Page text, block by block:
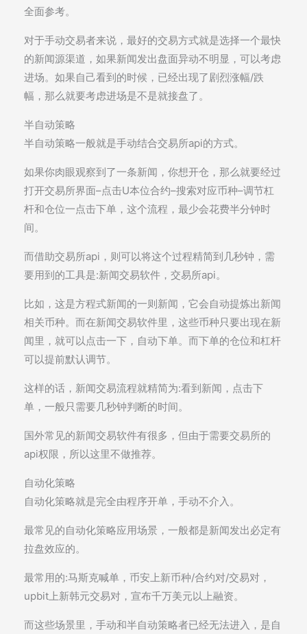
全面参考。
对于手动交易者来说，最好的交易方式就是选择一个最快
的新闻源渠道，如果新闻发出盘面异动不明显，可以考虑
进场。如果自己看到的时候，已经出现了剧烈涨幅/跌
幅，那么就要考虑进场是不是就接盘了。
半自动策略
半自动策略一般就是手动结合交易所api的方式。
如果你肉眼观察到了一条新闻，你想开仓，那么就要经过
打开交易所界面–点击U本位合约–搜索对应币种–调节杠
杆和仓位一点击下单，这个流程，最少会花费半分钟时
间。
而借助交易所api，则可以将这个过程精简到几秒钟，需
要用到的工具是:新闻交易软件，交易所api。
比如，这是方程式新闻的一则新闻，它会自动提炼出新闻
相关币种。而在新闻交易软件里，这些币种只要出现在新
闻里，就可以点击一下，自动下单。而下单的仓位和杠杆
可以提前默认调节。
这样的话，新闻交易流程就精简为:看到新闻，点击下
单，一般只需要几秒钟判断的时间。
国外常见的新闻交易软件有很多，但由于需要交易所的
api权限，所以这里不做推荐。
自动化策略
自动化策略就是完全由程序开单，手动不介入。
最常见的自动化策略应用场景，一般都是新闻发出必定有
拉盘效应的。
最常用的:马斯克喊单，币安上新币种/合约对/交易对，
upbit上新韩元交易对，宣布千万美元以上融资。
而这些场景里，手动和半自动策略者已经无法进入，是自